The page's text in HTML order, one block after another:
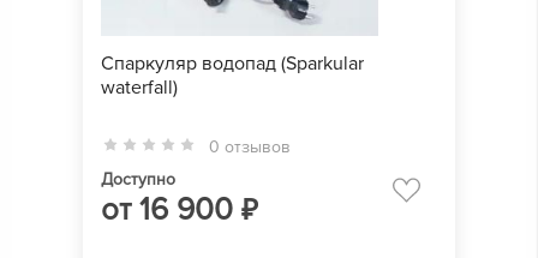
Спаркуляр водопад (Sparkular
waterfall)
0 отзывов
Доступно
от16 900 ₽